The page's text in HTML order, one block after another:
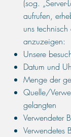
(sog.
aufrufen,
uns
anzuzeigen:
Unsere
Datum und
Menge der
Quelle/
gelangten
Verwendeter
Verwendetes